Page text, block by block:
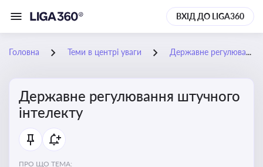
ВХІД ДО LIGA360
Головна Теми в центрі уваги Державне регулювання штучного інтелекту
Державне регулювання штучного
інтелекту
ПРО ЩО ТЕМА: